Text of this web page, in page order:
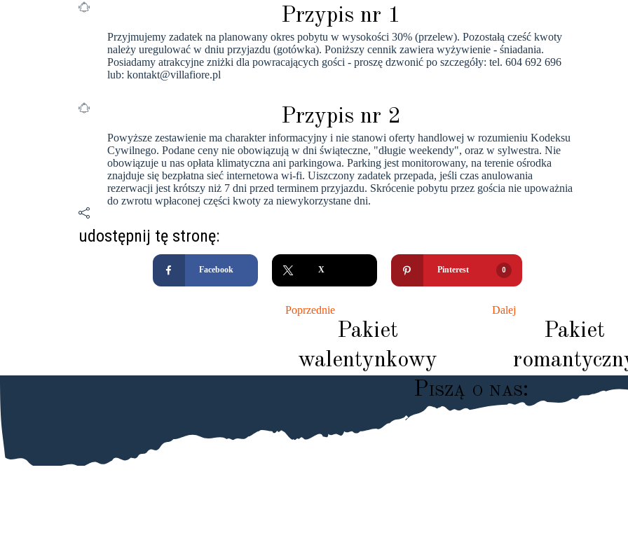
Przypis nr 1
Przyjmujemy zadatek na planowany okres pobytu w wysokości 30% (przelew). Pozostałą cześć kwoty
należy uregulować w dniu przyjazdu (gotówka). Poniższy cennik zawiera wyżywienie - śniadania.
Posiadamy atrakcyjne zniżki dla powracających gości - proszę dzwonić po szczegóły: tel. 604 692 696
lub: kontakt@villafiore.pl
Przypis nr 2
Powyższe zestawienie ma charakter informacyjny i nie stanowi oferty handlowej w rozumieniu Kodeksu
Cywilnego. Podane ceny nie obowiązują w dni świąteczne, "długie weekendy", oraz w sylwestra. Nie
obowiązuje u nas opłata klimatyczna ani parkingowa. Parking jest monitorowany, na terenie ośrodka
znajduje się bezpłatna sieć internetowa wi-fi. Uiszczony zadatek przepada, jeśli czas anulowania
rezerwacji jest krótszy niż 7 dni przed terminem przyjazdu. Skrócenie pobytu przez gościa nie upoważnia
do zwrotu wpłaconej części kwoty za niewykorzystane dni.
udostępnij tę stronę:
Facebook X Pinterest 0
Poprzednie
Pakiet
walentynkowy
Dalej
Pakiet
Piszą o nas:
Nie ma opcji żeby dać mniej niż 5 gwiazdek ? Ania - gospodyni jest niepowtarzalna, już po 1szym dniu człowiek